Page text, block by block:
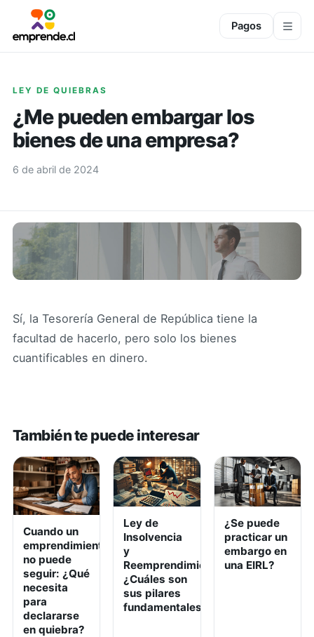
Pagos
LEY DE QUIEBRAS
¿Me pueden embargar los
bienes de una empresa?
6 de abril de 2024
Sí, la Tesorería General de República tiene la
facultad de hacerlo, pero solo los bienes
cuantificables en dinero.
También te puede interesar
Cuando un
emprendimiento
no puede
seguir: ¿Qué
necesita
para
declararse
en quiebra?
Ley de
Insolvencia
y
Reemprendimiento:
¿Cuáles son
sus pilares
fundamentales?
¿Se puede
practicar un
embargo en
una EIRL?